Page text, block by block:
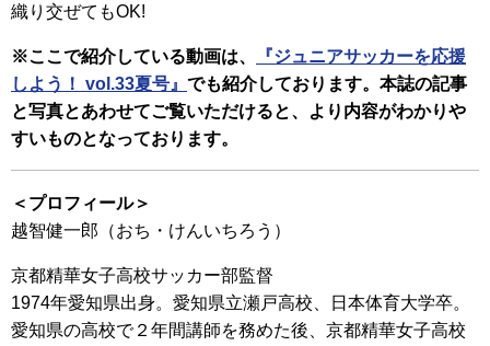
織り交ぜてもOK!
※ここで紹介している動画は、
『ジュニアサッカーを応援
しよう！ vol.33夏号』 でも紹介しております。本誌の記事
と写真とあわせてご覧いただけると、より内容がわかりや
すいものとなっております。
＜プロフィール＞
越智健一郎（おち・けんいちろう）
京都精華女子高校サッカー部監督
1974年愛知県出身。愛知県立瀬戸高校、日本体育大学卒。
愛知県の高校で２年間講師を務めた後、京都精華女子高校